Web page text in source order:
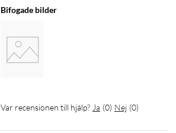
Bifogade bilder
Var recensionen till hjälp? Ja (0) Nej (0)